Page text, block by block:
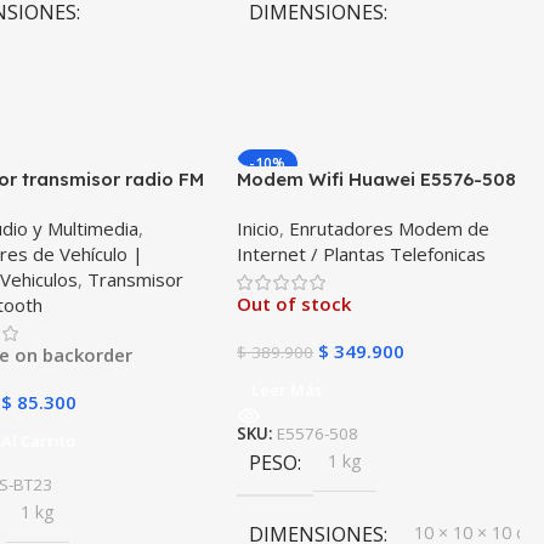
DIMENSIONES
transmisor radio FM
Vehículos Camiones
2USB + 1Tipo C
BT23
y Multimedia,
de Vehículo |
Vehiculos, Transmisor
on backorder
$ 85.300
BT23
1 kg
-10%
Modem Wifi Huawei E5576-508
Operador
Inicio, Enrutadores Modem de
Internet / Plantas Telefonicas
Out of stock
$389.900 $ 349.900
SKU: E5576-508
PESO 1 kg
DIMENSIONES 10 × 10 × 10 cm